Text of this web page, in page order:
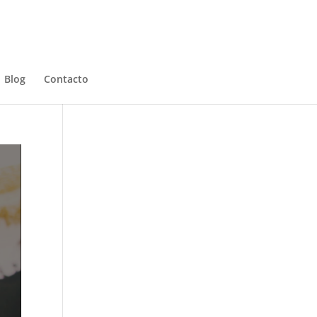
Blog Contacto